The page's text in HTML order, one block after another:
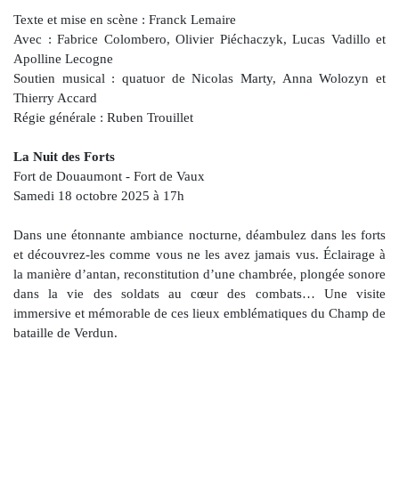
Texte et mise en scène : Franck Lemaire
Avec : Fabrice Colombero, Olivier Piéchaczyk, Lucas Vadillo et
Apolline Lecogne
Soutien musical : quatuor de Nicolas Marty, Anna Wolozyn et
Thierry Accard
Régie générale : Ruben Trouillet
La Nuit des Forts
Fort de Douaumont - Fort de Vaux
Samedi 18 octobre 2025 à 17h
Dans une étonnante ambiance nocturne, déambulez dans les forts
et découvrez-les comme vous ne les avez jamais vus. Éclairage à
la manière d’antan, reconstitution d’une chambrée, plongée sonore
dans la vie des soldats au cœur des combats… Une visite
immersive et mémorable de ces lieux emblématiques du Champ de
bataille de Verdun.